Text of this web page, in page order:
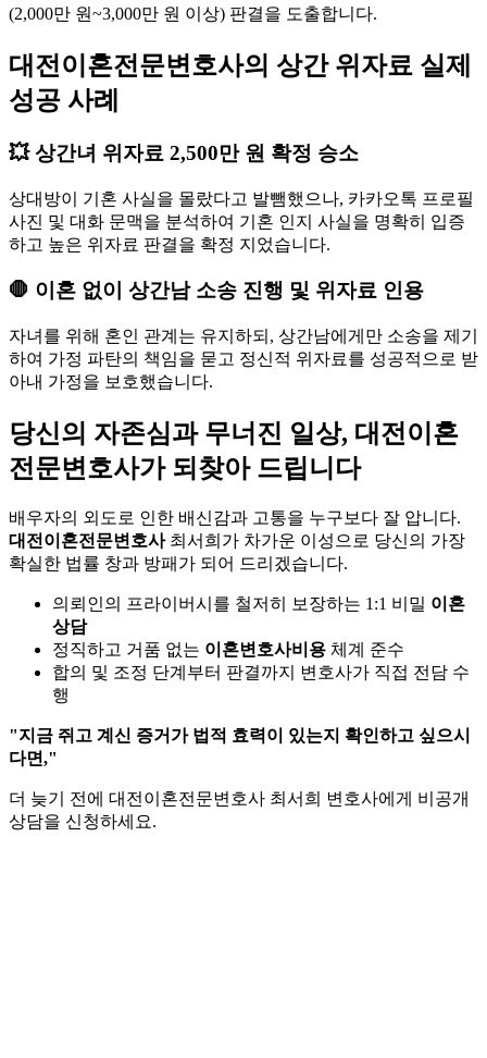
(2,000만 원~3,000만 원 이상) 판결을 도출합니다.
대전이혼전문변호사의 상간 위자료 실제
성공 사례
💥 상간녀 위자료 2,500만 원 확정 승소
상대방이 기혼 사실을 몰랐다고 발뺌했으나, 카카오톡 프로필
사진 및 대화 문맥을 분석하여 기혼 인지 사실을 명확히 입증
하고 높은 위자료 판결을 확정 지었습니다.
🛑 이혼 없이 상간남 소송 진행 및 위자료 인용
자녀를 위해 혼인 관계는 유지하되, 상간남에게만 소송을 제기
하여 가정 파탄의 책임을 묻고 정신적 위자료를 성공적으로 받
아내 가정을 보호했습니다.
당신의 자존심과 무너진 일상, 대전이혼
전문변호사가 되찾아 드립니다
배우자의 외도로 인한 배신감과 고통을 누구보다 잘 압니다.
대전이혼전문변호사최서희가 차가운 이성으로 당신의 가장
확실한 법률 창과 방패가 되어 드리겠습니다.
의뢰인의 프라이버시를 철저히 보장하는 1:1 비밀 이혼
상담
정직하고 거품 없는 이혼변호사비용 체계 준수
합의 및 조정 단계부터 판결까지 변호사가 직접 전담 수
행
"지금 쥐고 계신 증거가 법적 효력이 있는지 확인하고 싶으시
다면,"
더 늦기 전에 대전이혼전문변호사 최서희 변호사에게 비공개
상담을 신청하세요.